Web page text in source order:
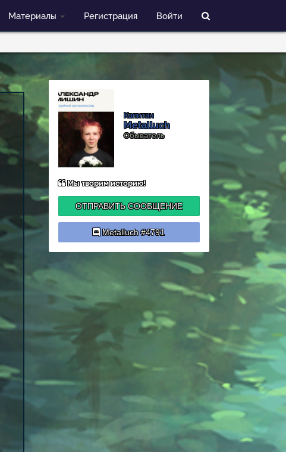
Материалы Регистрация Войти
Капитан
Metalluch
Обыватель
Мы творим историю!
ОТПРАВИТЬ СООБЩЕНИЕ
Metalluch #4791